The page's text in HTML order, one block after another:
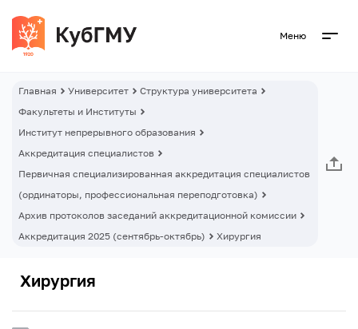
Меню
Главная Университет
Структура университета
Факультеты и Институты
Институт непрерывного образования
Аккредитация специалистов
Первичная специализированная аккредитация специалистов
(ординаторы, профессиональная переподготовка)
Архив протоколов заседаний аккредитационной комиссии
Аккредитация 2025 (сентябрь-октябрь)
Хирургия
Хирургия